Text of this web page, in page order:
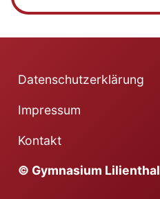
Datenschutzerklärung
Impressum
Kontakt
© Gymnasium Lilienthal